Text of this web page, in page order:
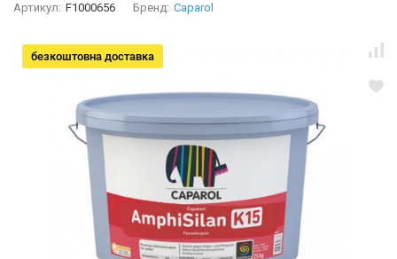
Артикул: F1000656 Бренд: Caparol
безкоштовна доставка